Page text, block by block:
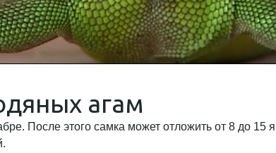
агам
После этого самка может отложить от 8 до